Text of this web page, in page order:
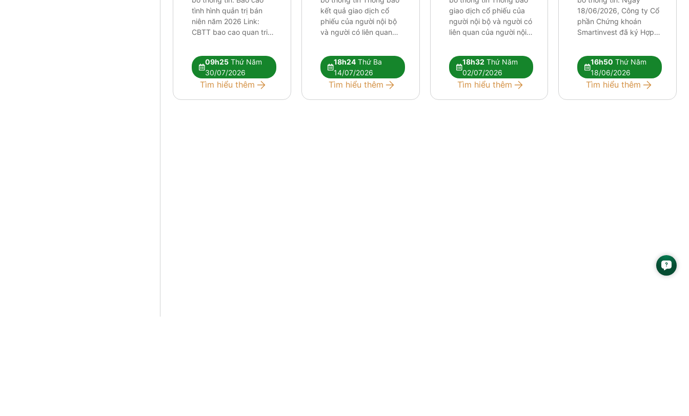
tình hình quản trị bán
niên năm 2026 Link:
CBTT bao cao quan tri
09h25 Thứ Năm
30/07/2026
Tìm hiểu thêm
bộ
kết quả giao dịch cổ
phiếu của người nội bộ
và người có liên quan
bat thuong Thong bao
ket qua thuc hien giao
dich_CBTT
18h24Thứ Ba
14/07/2026
Tìm hiểu thêm
giao dịch cổ phiếu của
người nội bộ và người có
liên quan của người nội
Thong bao truoc giao
dich ban
18h32 Thứ Năm
02/07/2026
Tìm hiểu thêm
chính
18/06/2026, Công ty Cổ
phần Chứng khoán
Smartinvest đã ký Hợp
báo cáo tỷ lệ an toàn tài
chính với Công ty TNHH
Kiểm toán và định giá
16h50 Thứ Năm
18/06/2026
Tìm hiểu thêm